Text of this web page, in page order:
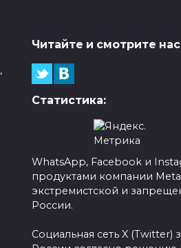
Читайте и смотрите
Статистика:
WhatsApp, Facebook и
продуктами компании
экстремистской и
России.
Социальная сеть X (Twitter)